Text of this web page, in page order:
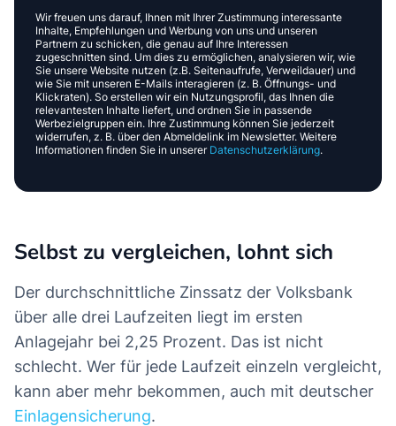
Wir freuen uns darauf, Ihnen mit Ihrer Zustimmung interessante
Inhalte, Empfehlungen und Werbung von uns und unseren
Partnern zu schicken, die genau auf Ihre Interessen
zugeschnitten sind. Um dies zu ermöglichen, analysieren wir, wie
Sie unsere Website nutzen (z.B. Seitenaufrufe, Verweildauer) und
wie Sie mit unseren E-Mails interagieren (z. B. Öffnungs- und
Klickraten). So erstellen wir ein Nutzungsprofil, das Ihnen die
relevantesten Inhalte liefert, und ordnen Sie in passende
Werbezielgruppen ein. Ihre Zustimmung können Sie jederzeit
widerrufen, z. B. über den Abmeldelink im Newsletter. Weitere
Informationen finden Sie in unserer Datenschutzerklärung.
Selbst zu vergleichen, lohnt sich
Der durchschnittliche Zinssatz der Volksbank
über alle drei Laufzeiten liegt im ersten
Anlagejahr bei 2,25 Prozent. Das ist nicht
schlecht. Wer für jede Laufzeit einzeln vergleicht,
kann aber mehr bekommen, auch mit deutscher
Einlagensicherung.